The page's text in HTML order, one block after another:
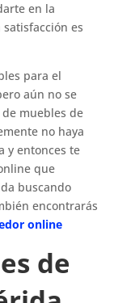
en la
es
para el
aún no se
muebles de
no haya
y entonces te
que
buscando
encontrarás
online
de